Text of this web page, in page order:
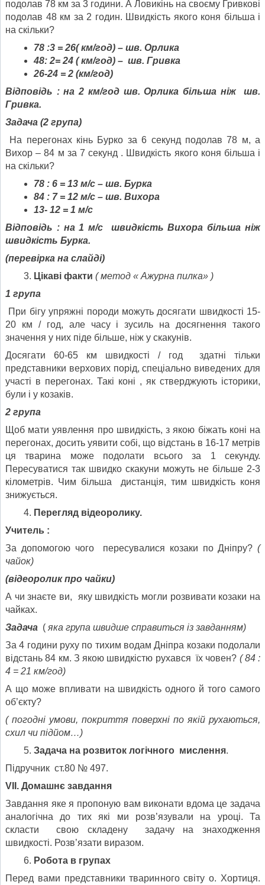
подолав 78 км за 3 години. А Ловикінь на своєму Гривкові
подолав 48 км за 2 годин. Швидкість якого коня більша і
на скільки?
78 :3 = 26( км/год) – шв. Орлика
48: 2= 24 ( км/год) – шв. Гривка
26-24 = 2 (км/год)
Відповідь : на2 км/год шв. Орлика більша ніж шв.
Гривка.
Задача (2 група)
На перегонах кінь Бурко за 6 секунд подолав 78 м, а
Вихор – 84 м за 7 секунд . Швидкість якого коня більша і
на скільки?
78 : 6 = 13 м/с – шв. Бурка
84 : 7 = 12 м/с – шв. Вихора
13- 12 = 1 м/с
Відповідь : на 1 м/с швидкість Вихора більша ніж
швидкість Бурка.
(перевірка на слайді)
Цікаві факти ( метод « Ажурна пилка» )
1 група
При бігу упряжні породи можуть досягати швидкості 15-
20 км / год, але часу і зусиль на досягнення такого
значення у них піде більше, ніж у скакунів.
Досягати 60-65 км швидкості / год здатні тільки
представники верхових порід, спеціально виведених для
участі в перегонах. Такі коні , як стверджують історики,
були і у козаків.
2 група
Щоб мати уявлення про швидкість, з якою біжать коні на
перегонах, досить уявити собі, що відстань в 16-17 метрів
ця тварина може подолати всього за 1 секунду.
Пересуватися так швидко скакуни можуть не більше 2-3
кілометрів. Чим більша дистанція, тим швидкість коня
знижується.
Перегляд відеоролику.
Учитель :
За допомогою чого пересувалися козаки по Дніпру? (
чайок)
(відеоролик про чайки)
А чи знаєте ви, яку швидкість могли розвивати козаки на
чайках.
Задача ( яка група швидше справиться із завданням)
За 4 години руху по тихим водам Дніпра козаки подолали
відстань 84 км. З якою швидкістю рухався їх човен? ( 84 :
4 = 21 км/год)
А що може впливати на швидкість одного й того самого
об’єкту?
( погодні умови, покриття поверхні по якій рухаються,
схил чи підйом…)
Задача на розвиток логічного мислення.
Підручник ст.80 № 497.
V ІІ. Домашнє завдання
Завдання яке я пропоную вам виконати вдома це задача
аналогічна до тих які ми розв’язували на уроці. Та
скласти свою складену задачу на знаходження
швидкості. Розв’язати виразом.
Робота в групах
Перед вами представники тваринного світу о. Хортиця.